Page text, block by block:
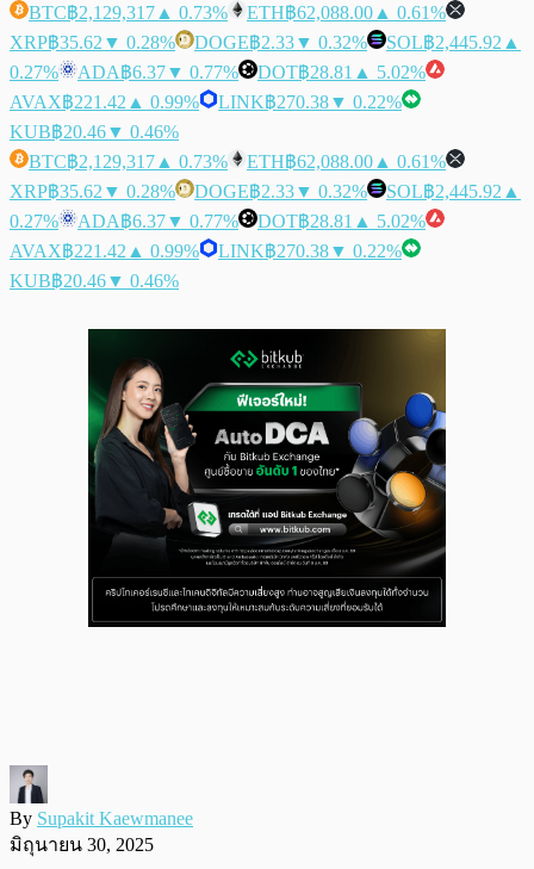
BTC฿2,129,317 ▲ 0.73% ETH฿62,088.00 ▲ 0.61%
XRP฿35.62 ▼ 0.28% DOGE฿2.33▼ 0.32% SOL฿2,445.92 ▲
0.27%
ADA฿6.37▼ 0.77% DOT฿28.81 ▲ 5.02%
AVAX฿221.42 ▲ 0.99% LINK฿270.38▼ 0.22%
KUB฿20.46▼ 0.46%
BTC฿2,129,317 ▲ 0.73% ETH฿62,088.00 ▲ 0.61%
XRP฿35.62 ▼ 0.28% DOGE฿2.33▼ 0.32% SOL฿2,445.92 ▲
0.27%
ADA฿6.37▼ 0.77% DOT฿28.81 ▲ 5.02%
AVAX฿221.42 ▲ 0.99% LINK฿270.38▼ 0.22%
KUB฿20.46▼ 0.46%
By Supakit Kaewmanee
มิถุนายน 30, 2025